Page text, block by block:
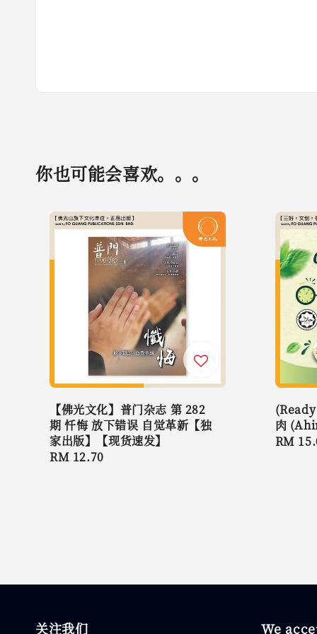
你也可能会喜欢。。。
【佛光文化】普门杂志 第 282
期 忏悔 放下错误 自觉革新【独
家出版】【现货速发】
Regular
RM 12.70
肉
RM
关注我们 We